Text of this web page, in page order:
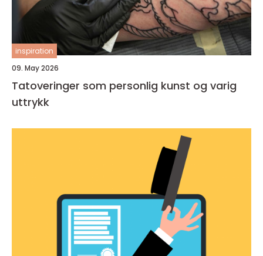
inspiration
09. May 2026
Tatoveringer som personlig kunst og varig
uttrykk